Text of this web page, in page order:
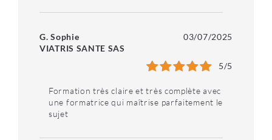
G. Sophie
VIATRIS SANTE SAS
03/07/2025
5/5
Formation très claire et très complète avec
une formatrice qui maîtrise parfaitement le
sujet